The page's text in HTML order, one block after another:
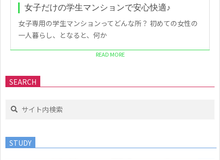
女子だけの学生マンションで安心快適♪
女子専用の学生マンションってどんな所？ 初めての女性の
一人暮らし、となると、何か
READ MORE
SEARCH
Search
STUDY